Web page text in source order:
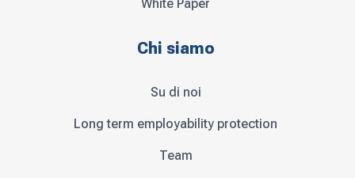
White Paper
Chi siamo
Su di noi
Long term employability protection
Team